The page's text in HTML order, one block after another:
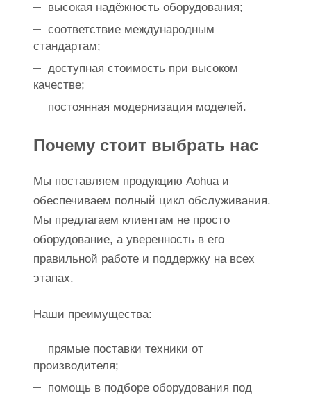
высокая надёжность оборудования;
соответствие международным
стандартам;
доступная стоимость при высоком
качестве;
постоянная модернизация моделей.
Почему стоит выбрать нас
Мы поставляем продукцию Aohua и
обеспечиваем полный цикл обслуживания.
Мы предлагаем клиентам не просто
оборудование, а уверенность в его
правильной работе и поддержку на всех
этапах.
Наши преимущества:
прямые поставки техники от
производителя;
помощь в подборе оборудования под